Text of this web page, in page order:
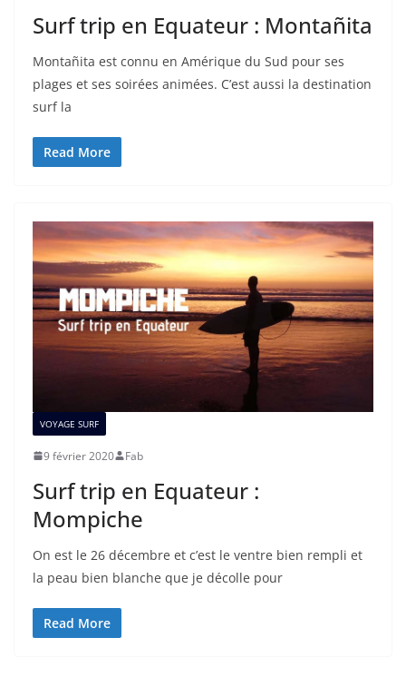
Surf trip en Equateur : Montañita
Montañita est connu en Amérique du Sud pour ses
plages et ses soirées animées. C’est aussi la destination
surf la
Read More
VOYAGE SURF
9 février 2020 Fab
Surf trip en Equateur :
Mompiche
On est le 26 décembre et c’est le ventre bien rempli et
la peau bien blanche que je décolle pour
Read More